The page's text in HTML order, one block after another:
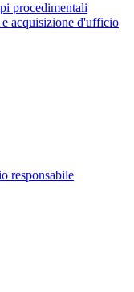
procedimentali
acquisizione d'ufficio
responsabile